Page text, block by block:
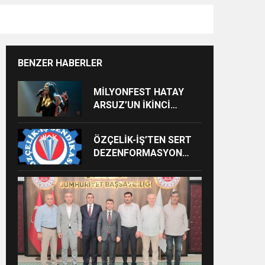
BENZER HABERLER
MİLYONFEST HATAY
ARSUZ’UN İKİNCİ
ALACAK
ÖZÇELİK-İŞ’TEN SERT
DEZENFORMASYON
VE CEZAİ SÜREÇ
BAŞLATILDI”